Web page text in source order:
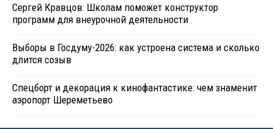
Сергей Кравцов: Школам поможет конструктор
программ для внеурочной деятельности
Выборы в Госдуму-2026: как устроена система и сколько
длится созыв
Спецборт и декорация к кинофантастике: чем знаменит
аэропорт Шереметьево